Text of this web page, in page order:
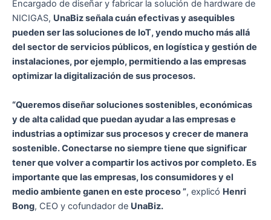
Encargado de diseñar y fabricar la solución de hardware de
NICIGAS, UnaBiz señala cuán efectivas y asequibles
pueden ser las soluciones de IoT, yendo mucho más allá
del sector de servicios públicos, en logística y gestión de
instalaciones, por ejemplo, permitiendo a las empresas
optimizar la digitalización de sus procesos.
“Queremos diseñar soluciones sostenibles, económicas
y de alta calidad que puedan ayudar a las empresas e
industrias a optimizar sus procesos y crecer de manera
sostenible. Conectarse no siempre tiene que significar
tener que volver a compartir los activos por completo. Es
importante que las empresas, los consumidores y el
medio ambiente ganen en este proceso ”, explicó Henri
Bong, CEO y cofundador de UnaBiz.